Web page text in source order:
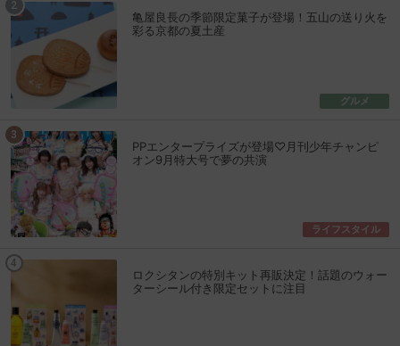
亀屋良長の季節限定菓子が登場！五山の送り火を
彩る京都の夏土産
グルメ
PPエンタープライズが登場♡月刊少年チャンピ
オン9月特大号で夢の共演
ライフスタイル
ロクシタンの特別キット再販決定！話題のウォー
ターシール付き限定セットに注目